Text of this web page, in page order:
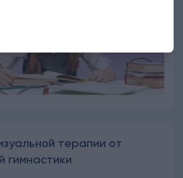
терапии от
гимнастики